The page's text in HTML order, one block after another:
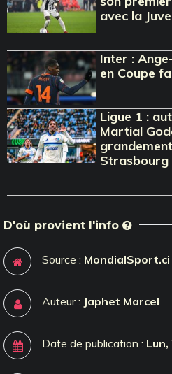
avec la Juve
Inter :
en Coupe
Ligue 1 :
Martial
Strasbourg
D'où provient l'info
Source : MondialSport.ci
Auteur : Japhet Marcel
Date de publication :